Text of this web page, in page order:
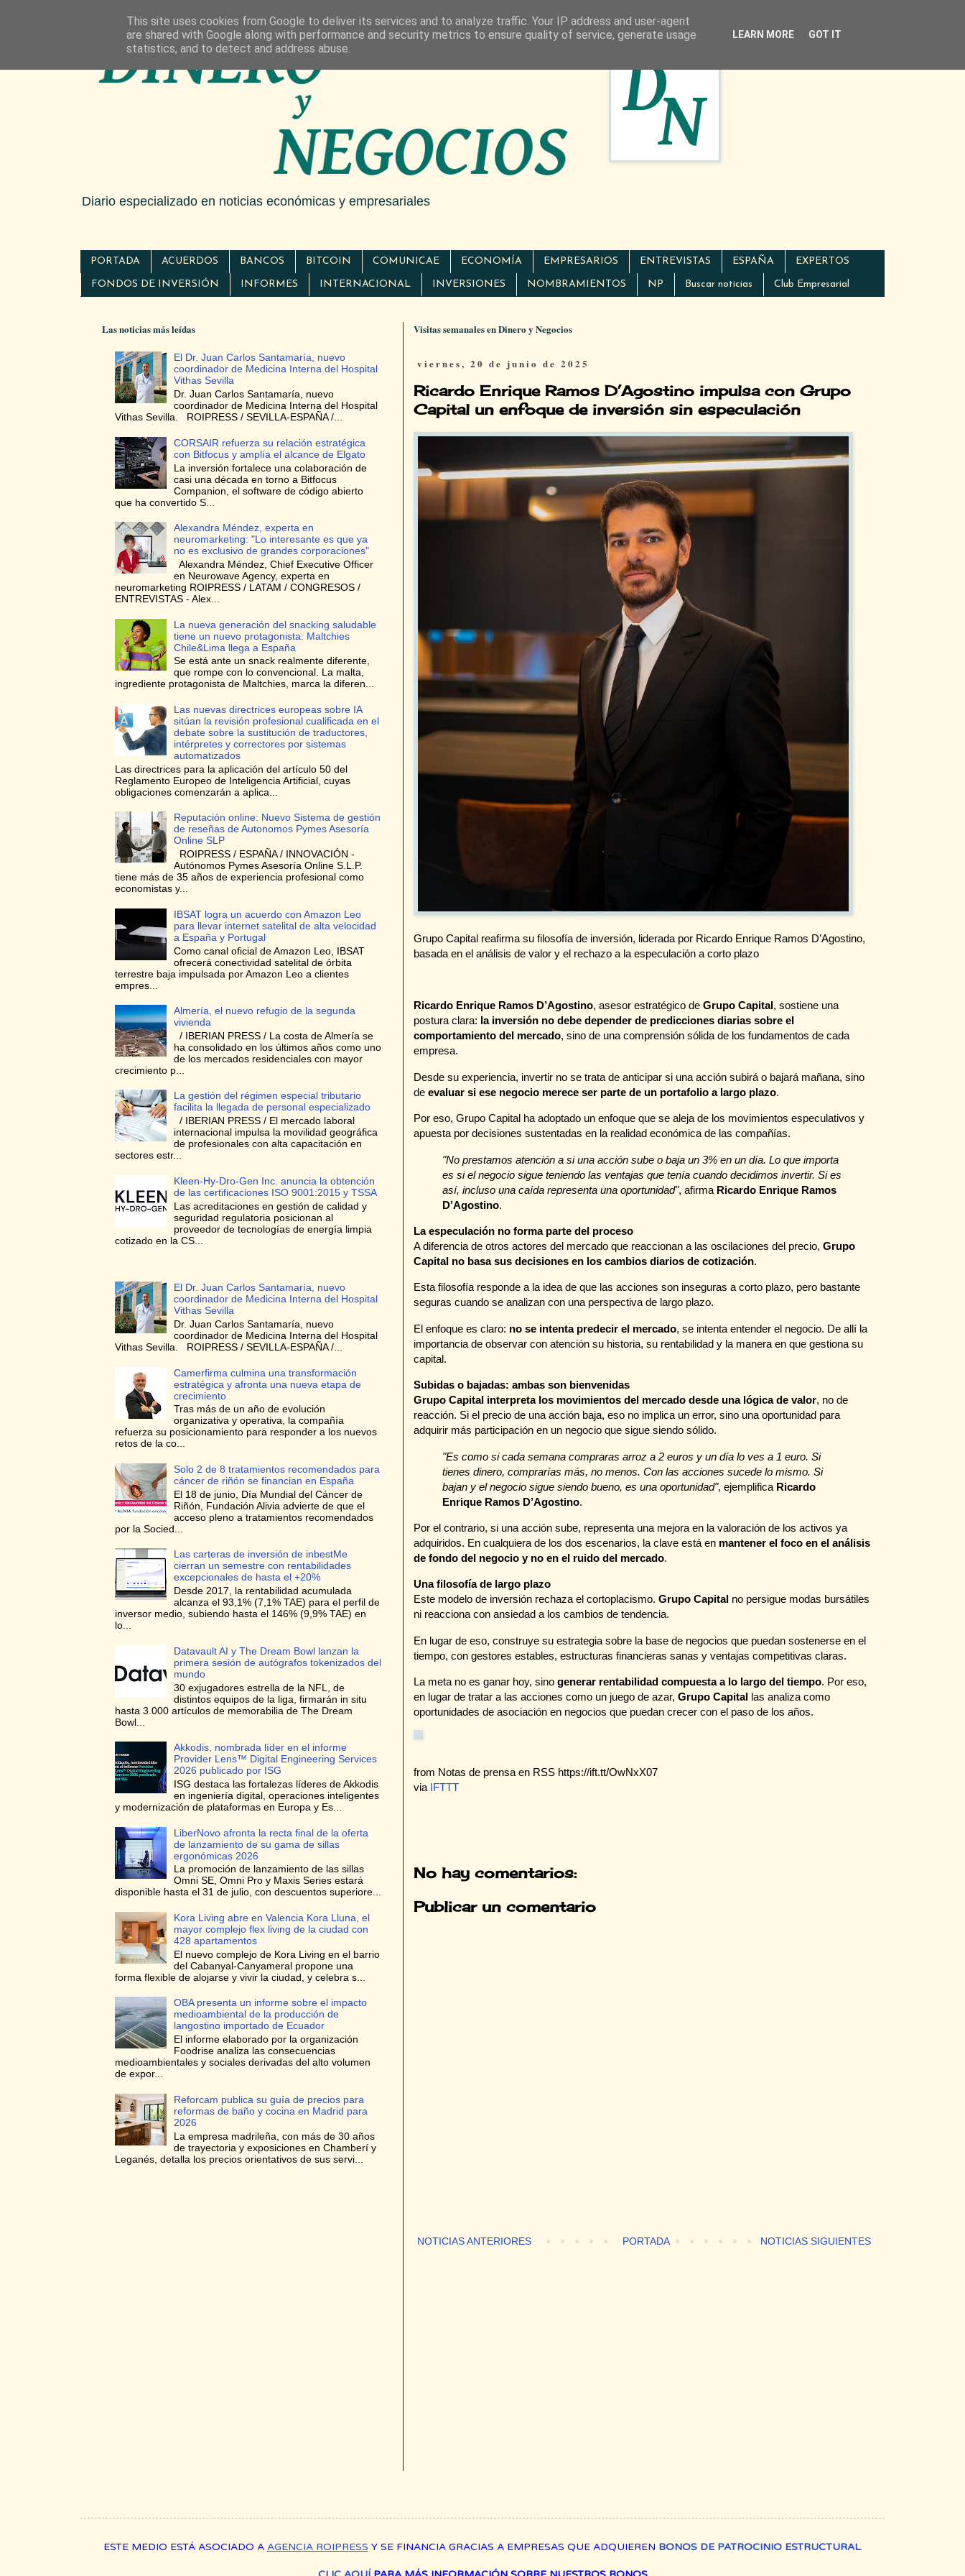
Diario especializado en noticias económicas y empresariales
PORTADA ACUERDOS BANCOS BITCOIN COMUNICAE ECONOMÍA EMPRESARIOS ENTREVISTAS ESPAÑA EXPERTOS
FONDOS DE INVERSIÓN INFORMES INTERNACIONAL INVERSIONES NOMBRAMIENTOS NP Buscar noticias Club Empresarial
Visitas semanales en Dinero y Negocios
viernes, 20 de junio de 2025
Ricardo Enrique Ramos D’Agostino impulsa con Grupo
Capital un enfoque de inversión sin especulación
Grupo Capital reafirma su filosofía de inversión, liderada por Ricardo Enrique Ramos D’Agostino,
basada en el análisis de valor y el rechazo a la especulación a corto plazo
Ricardo Enrique Ramos D’Agostino, asesor estratégico de Grupo Capital, sostiene una
postura clara: la inversión no debe depender de predicciones diarias sobre el
comportamiento del mercado, sino de una comprensión sólida de los fundamentos de cada
empresa.
Desde su experiencia, invertir no se trata de anticipar si una acción subirá o bajará mañana, sino
de evaluar si ese negocio merece ser parte de un portafolio a largo plazo.
Por eso, Grupo Capital ha adoptado un enfoque que se aleja de los movimientos especulativos y
apuesta por decisiones sustentadas en la realidad económica de las compañías.
"No prestamos atención a si una acción sube o baja un 3% en un día. Lo que importa
es si el negocio sigue teniendo las ventajas que tenía cuando decidimos invertir. Si es
así, incluso una caída representa una oportunidad", afirma Ricardo Enrique Ramos
D’Agostino.
La especulación no forma parte del proceso
A diferencia de otros actores del mercado que reaccionan a las oscilaciones del precio, Grupo
Capital no basa sus decisiones en los cambios diarios de cotización.
Esta filosofía responde a la idea de que las acciones son inseguras a corto plazo, pero bastante
seguras cuando se analizan con una perspectiva de largo plazo.
El enfoque es claro: no se intenta predecir el mercado, se intenta entender el negocio. De allí la
importancia de observar con atención su historia, su rentabilidad y la manera en que gestiona su
capital.
Subidas o bajadas: ambas son bienvenidas
Grupo Capital interpreta los movimientos del mercado desde una lógica de valor, no de
reacción. Si el precio de una acción baja, eso no implica un error, sino una oportunidad para
adquirir más participación en un negocio que sigue siendo sólido.
"Es como si cada semana compraras arroz a 2 euros y un día lo ves a 1 euro. Si
tienes dinero, comprarías más, no menos. Con las acciones sucede lo mismo. Si
bajan y el negocio sigue siendo bueno, es una oportunidad", ejemplifica Ricardo
Enrique Ramos D’Agostino.
Por el contrario, si una acción sube, representa una mejora en la valoración de los activos ya
adquiridos. En cualquiera de los dos escenarios, la clave está en mantener el foco en el análisis
de fondo del negocio y no en el ruido del mercado.
Una filosofía de largo plazo
Este modelo de inversión rechaza el cortoplacismo. Grupo Capital no persigue modas bursátiles
ni reacciona con ansiedad a los cambios de tendencia.
En lugar de eso, construye su estrategia sobre la base de negocios que puedan sostenerse en el
tiempo, con gestores estables, estructuras financieras sanas y ventajas competitivas claras.
La meta no es ganar hoy, sino generar rentabilidad compuesta a lo largo del tiempo. Por eso,
en lugar de tratar a las acciones como un juego de azar, Grupo Capital las analiza como
oportunidades de asociación en negocios que puedan crecer con el paso de los años.
from Notas de prensa en RSS https://ift.tt/OwNxX07
via IFTTT
No hay comentarios:
Publicar un comentario
NOTICIAS ANTERIORES NOTICIAS SIGUIENTES
PORTADA
Las noticias más leídas
El Dr. Juan Carlos Santamaría, nuevo
coordinador de Medicina Interna del Hospital
Vithas Sevilla
Dr. Juan Carlos Santamaría, nuevo
coordinador de Medicina Interna del Hospital
Vithas Sevilla. ROIPRESS / SEVILLA-ESPAÑA /...
CORSAIR refuerza su relación estratégica
con Bitfocus y amplía el alcance de Elgato
La inversión fortalece una colaboración de
casi una década en torno a Bitfocus
Companion, el software de código abierto
que ha convertido S...
Alexandra Méndez, experta en
neuromarketing: "Lo interesante es que ya
no es exclusivo de grandes corporaciones"
Alexandra Méndez, Chief Executive Officer
en Neurowave Agency, experta en
neuromarketing ROIPRESS / LATAM / CONGRESOS /
ENTREVISTAS - Alex...
La nueva generación del snacking saludable
tiene un nuevo protagonista: Maltchies
Chile&Lima llega a España
Se está ante un snack realmente diferente,
que rompe con lo convencional. La malta,
ingrediente protagonista de Maltchies, marca la diferen...
Las nuevas directrices europeas sobre IA
sitúan la revisión profesional cualificada en el
debate sobre la sustitución de traductores,
intérpretes y correctores por sistemas
automatizados
Las directrices para la aplicación del artículo 50 del
Reglamento Europeo de Inteligencia Artificial, cuyas
obligaciones comenzarán a aplica...
Reputación online: Nuevo Sistema de gestión
de reseñas de Autonomos Pymes Asesoría
Online SLP
ROIPRESS / ESPAÑA / INNOVACIÓN -
Autónomos Pymes Asesoría Online S.L.P.
tiene más de 35 años de experiencia profesional como
economistas y...
IBSAT logra un acuerdo con Amazon Leo
para llevar internet satelital de alta velocidad
a España y Portugal
Como canal oficial de Amazon Leo, IBSAT
ofrecerá conectividad satelital de órbita
terrestre baja impulsada por Amazon Leo a clientes
empres...
Almería, el nuevo refugio de la segunda
vivienda
/ IBERIAN PRESS / La costa de Almería se
ha consolidado en los últimos años como uno
de los mercados residenciales con mayor
crecimiento p...
La gestión del régimen especial tributario
facilita la llegada de personal especializado
/ IBERIAN PRESS / El mercado laboral
internacional impulsa la movilidad geográfica
de profesionales con alta capacitación en
sectores estr...
Kleen-Hy-Dro-Gen Inc. anuncia la obtención
de las certificaciones ISO 9001:2015 y TSSA
Las acreditaciones en gestión de calidad y
seguridad regulatoria posicionan al
proveedor de tecnologías de energía limpia
cotizado en la CS...
El Dr. Juan Carlos Santamaría, nuevo
coordinador de Medicina Interna del Hospital
Vithas Sevilla
Dr. Juan Carlos Santamaría, nuevo
coordinador de Medicina Interna del Hospital
Vithas Sevilla. ROIPRESS / SEVILLA-ESPAÑA /...
Camerfirma culmina una transformación
estratégica y afronta una nueva etapa de
crecimiento
Tras más de un año de evolución
organizativa y operativa, la compañía
refuerza su posicionamiento para responder a los nuevos
retos de la co...
Solo 2 de 8 tratamientos recomendados para
cáncer de riñón se financian en España
El 18 de junio, Día Mundial del Cáncer de
Riñón, Fundación Alivia advierte de que el
acceso pleno a tratamientos recomendados
por la Socied...
Las carteras de inversión de inbestMe
cierran un semestre con rentabilidades
excepcionales de hasta el +20%
Desde 2017, la rentabilidad acumulada
alcanza el 93,1% (7,1% TAE) para el perfil de
inversor medio, subiendo hasta el 146% (9,9% TAE) en
lo...
Datavault AI y The Dream Bowl lanzan la
primera sesión de autógrafos tokenizados del
mundo
30 exjugadores estrella de la NFL, de
distintos equipos de la liga, firmarán in situ
hasta 3.000 artículos de memorabilia de The Dream
Bowl...
Akkodis, nombrada líder en el informe
Provider Lens™ Digital Engineering Services
2026 publicado por ISG
ISG destaca las fortalezas líderes de Akkodis
en ingeniería digital, operaciones inteligentes
y modernización de plataformas en Europa y Es...
LiberNovo afronta la recta final de la oferta
de lanzamiento de su gama de sillas
ergonómicas 2026
La promoción de lanzamiento de las sillas
Omni SE, Omni Pro y Maxis Series estará
disponible hasta el 31 de julio, con descuentos superiore...
Kora Living abre en Valencia Kora Lluna, el
mayor complejo flex living de la ciudad con
428 apartamentos
El nuevo complejo de Kora Living en el barrio
del Cabanyal-Canyameral propone una
forma flexible de alojarse y vivir la ciudad, y celebra s...
OBA presenta un informe sobre el impacto
medioambiental de la producción de
langostino importado de Ecuador
El informe elaborado por la organización
Foodrise analiza las consecuencias
medioambientales y sociales derivadas del alto volumen
de expor...
Reforcam publica su guía de precios para
reformas de baño y cocina en Madrid para
2026
La empresa madrileña, con más de 30 años
de trayectoria y exposiciones en Chamberí y
Leganés, detalla los precios orientativos de sus servi...
ESTE MEDIO ESTÁ ASOCIADO A AGENCIA ROIPRESS Y SE FINANCIA GRACIAS A EMPRESAS QUE ADQUIEREN BONOS DE PATROCINIO ESTRUCTURAL.
This site uses cookies from Google to deliver its services and to analyze traffic. Your IP address and user-agent
are shared with Google along with performance and security metrics to ensure quality of service, generate usage
statistics, and to detect and address abuse.
LEARN MORE GOT IT